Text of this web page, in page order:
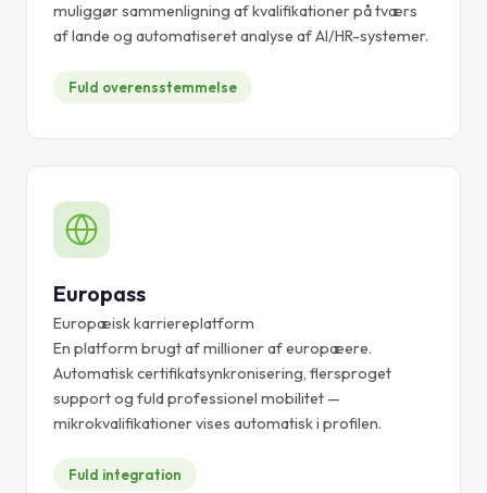
muliggør sammenligning af kvalifikationer på tværs
af lande og automatiseret analyse af AI/HR-systemer.
Fuld overensstemmelse
Europass
Europæisk karriereplatform
En platform brugt af millioner af europæere.
Automatisk certifikatsynkronisering, flersproget
support og fuld professionel mobilitet —
mikrokvalifikationer vises automatisk i profilen.
Fuld integration